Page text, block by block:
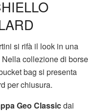
si rifà il look in una
collezione di borse
bag si presenta
per chiusura.
Geo Classicdai